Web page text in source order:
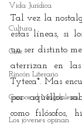
Vida Jurídica
Cultura
Cine
Rincón Literario
Conoce el Magdalena
Los jóvenes opinan
Tal vez la
estas líneas, si
un ser distinto
aterrizan en
Tyteca*. Mas
por aquellos
como filósofos,